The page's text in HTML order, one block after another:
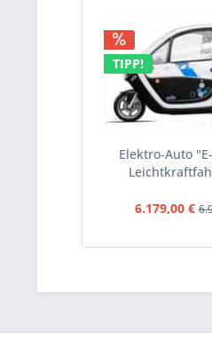
TIPP!
Elektro-Auto
6.179,00 €